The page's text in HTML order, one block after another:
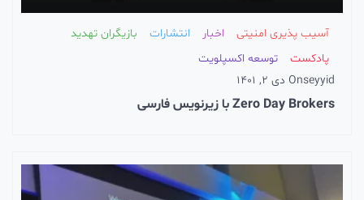
آسیب پذیری امنیتی اخبار انتشارات
بازیگران تهدید
پادکست
توسعه اکسپلویت
seyyid
On دی 2, 1401
Zero Day Brokers با زیرنویس فارسی